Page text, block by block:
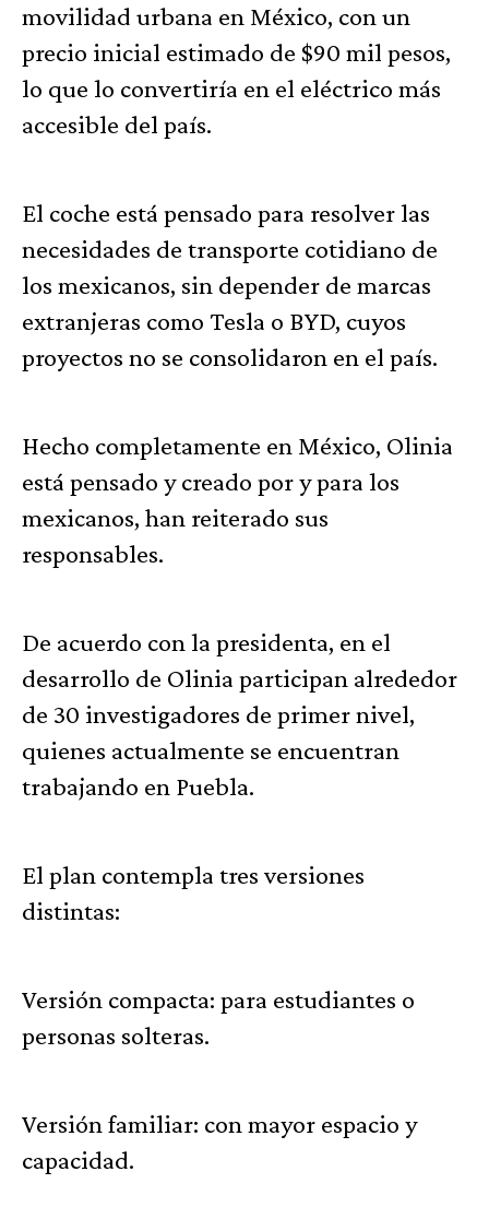
movilidad urbana en México, con un
precio inicial estimado de $90 mil pesos,
lo que lo convertiría en el eléctrico más
accesible del país.
El coche está pensado para resolver las
necesidades de transporte cotidiano de
los mexicanos, sin depender de marcas
extranjeras como Tesla o BYD, cuyos
proyectos no se consolidaron en el país.
Hecho completamente en México, Olinia
está pensado y creado por y para los
mexicanos, han reiterado sus
responsables.
De acuerdo con la presidenta, en el
desarrollo de Olinia participan alrededor
de 30 investigadores de primer nivel,
quienes actualmente se encuentran
trabajando en Puebla.
El plan contempla tres versiones
distintas:
Versión compacta: para estudiantes o
personas solteras.
Versión familiar: con mayor espacio y
capacidad.